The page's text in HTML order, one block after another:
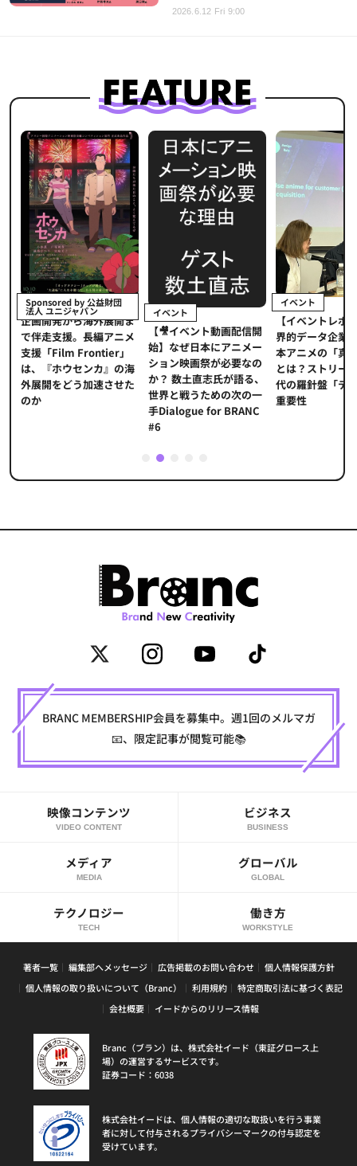
2026.6.12 Fri 9:00
Sponsored by 公益財団
法人 ユニジャパン
企画開発から海外展開ま
で伴走支援。長編アニメ
支援「Film Frontier」
は、『ホウセンカ』の海
外展開をどう加速させた
のか
イベント
【🎥イベント動画配信開
始】なぜ日本にアニメー
ション映画祭が必要なの
か？ 数土直志氏が語る、
世界と戦うための次の一
手Dialogue for BRANC
#6
イベント
【イベントレポ
界的データ企業
本アニメの「真
とは？ストリー
代の羅針盤「デ
重要性
2
BRANC MEMBERSHIP会員を募集中。週1回のメルマガ
📧、限定記事が閲覧可能📚
映像コンテンツ
VIDEO CONTENT
ビジネス
BUSINESS
メディア
MEDIA
グローバル
GLOBAL
テクノロジー
TECH
働き方
WORKSTYLE
著者一覧 編集部へメッセージ 広告掲載のお問い合わせ
個人情報保護方針
個人情報の取り扱いについて（Branc）
利用規約
特定商取引法に基づく表記
会社概要
イードからのリリース情報
Branc（ブラン）は、株式会社イード（東証グロース上
場）の運営するサービスです。
証券コード：6038
株式会社イードは、個人情報の適切な取扱いを行う事業
者に対して付与されるプライバシーマークの付与認定を
受けています。